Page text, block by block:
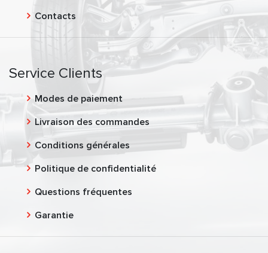
Contacts
Service Clients
Modes de paiement
Livraison des commandes
Conditions générales
Politique de confidentialité
Questions fréquentes
Garantie